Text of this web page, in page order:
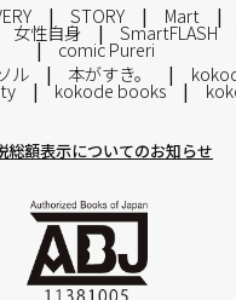
STORY Mart
女性自身 SmartFLASH
comic Pureri
ル
本がすき。
kokode books
総額表示についてのお知らせ